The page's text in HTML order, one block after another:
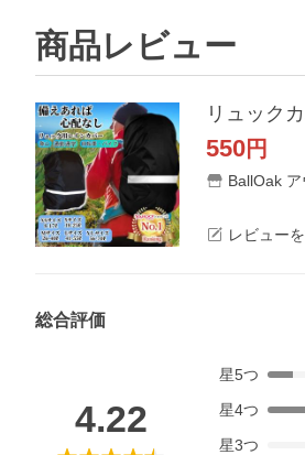
商品レビュー
550円
BallOak
レビュー
総合評価
4.22
星5つ
星4つ
星3つ